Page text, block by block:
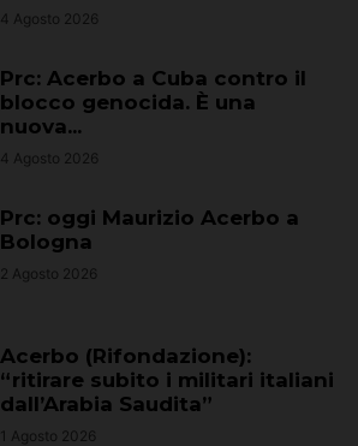
4 Agosto 2026
Prc: Acerbo a Cuba contro il
blocco genocida. È una
nuova...
4 Agosto 2026
Prc: oggi Maurizio Acerbo a
Bologna
2 Agosto 2026
Acerbo (Rifondazione):
“ritirare subito i militari italiani
dall’Arabia Saudita”
1 Agosto 2026